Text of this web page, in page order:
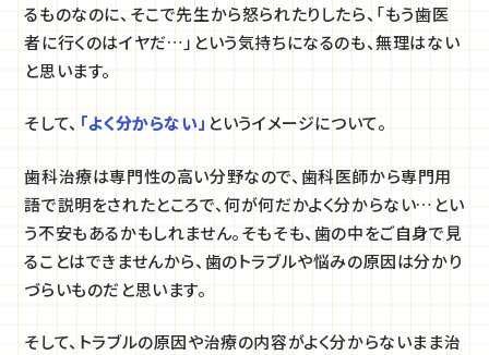
るものなのに、そこで先生から怒られたりしたら、「もう歯医
者に行くのはイヤだ…」という気持ちになるのも、無理はない
と思います。
そして、 「よく分からない」 というイメージについて。
歯科治療は専門性の高い分野なので、歯科医師から専門用
語で説明をされたところで、何が何だかよく分からない…とい
う不安もあるかもしれません。そもそも、歯の中をご自身で見
ることはできませんから、歯のトラブルや悩みの原因は分かり
づらいものだと思います。
そして、トラブルの原因や治療の内容がよく分からないまま治